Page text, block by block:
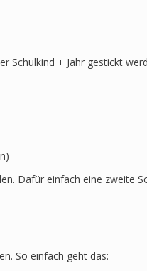
Schulkind + Jahr gestickt
Dafür einfach eine zweite
So einfach geht das: